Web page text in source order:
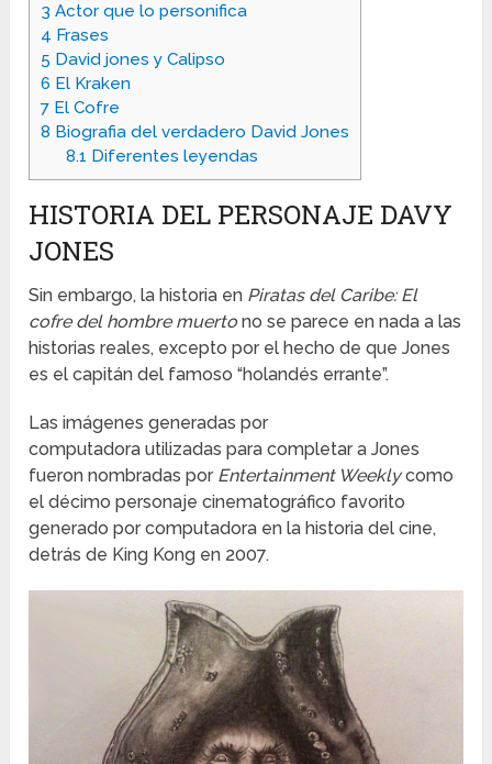
3 Actor que lo personifica
4 Frases
5 David jones y Calipso
6 El Kraken
7 El Cofre
8 Biografia del verdadero David Jones
8.1 Diferentes leyendas
HISTORIA DEL PERSONAJE DAVY
JONES
Sin embargo, la historia en Piratas del Caribe: El
cofre del hombre muertono se parece en nada a las
historias reales, excepto por el hecho de que Jones
es el capitán del famoso “holandés errante”.
Las imágenes generadas por
computadora utilizadas para completar a Jones
fueron nombradas por Entertainment Weeklycomo
el décimo personaje cinematográfico favorito
generado por computadora en la historia del cine,
detrás de King Kong en 2007.